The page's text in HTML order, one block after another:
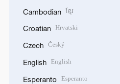
Cambodian ខ្មែរ
Croatian Hrvatski
Czech Český
English English
Esperanto Esperanto